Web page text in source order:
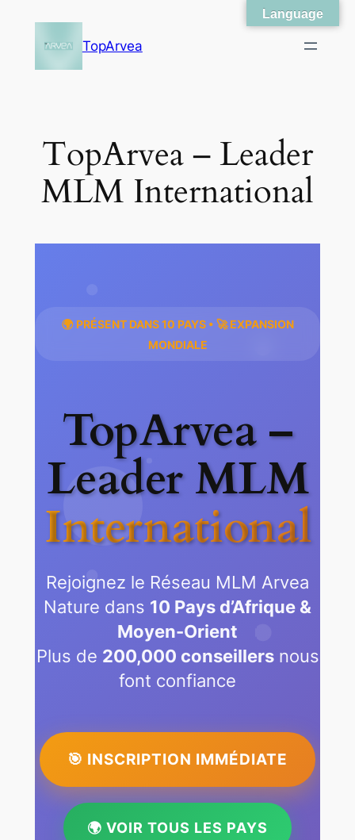
TopArvea
TopArvea – Leader
MLM International
🌍 PRÉSENT DANS 10 PAYS • 🚀 EXPANSION
MONDIALE
TopArvea –
Leader MLM
International
Rejoignez le Réseau MLM Arvea
Nature dans 10 Pays d’Afrique &
Moyen-Orient
Plus de 200,000 conseillersnous
font confiance
🎯 INSCRIPTION IMMÉDIATE
🌍 VOIR TOUS LES PAYS
Language